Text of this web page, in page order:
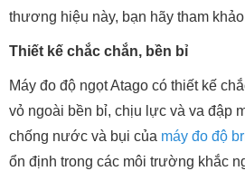
thương hiệu này, bạn hãy tham
Thiết kế chắc chắn, bền bỉ
Máy đo độ ngọt Atago có thiết kế
vỏ ngoài bền bỉ, chịu lực và va đập
chống nước và bụi của máy đo độ
ổn định trong các môi trường khắc